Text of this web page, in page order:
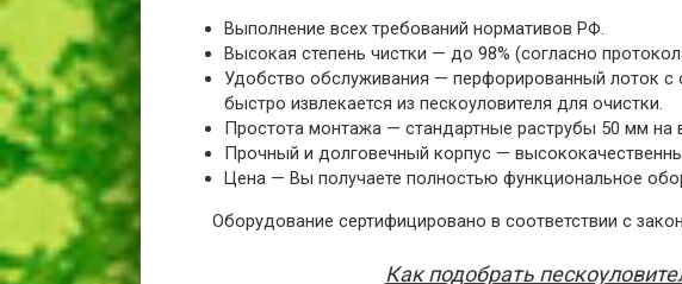
Выполнение всех требований нормативов РФ.
Высокая степень чистки — до 98% (согласно
Удобство обслуживания — перфорированный лоток с
быстро извлекается из пескоуловителя для очистки.
Простота монтажа — стандартные раструбы 50 мм на
Прочный и долговечный корпус —
Цена — Вы получаете полностью функциональное
Оборудование сертифицировано в соответствии с
Как подобрать